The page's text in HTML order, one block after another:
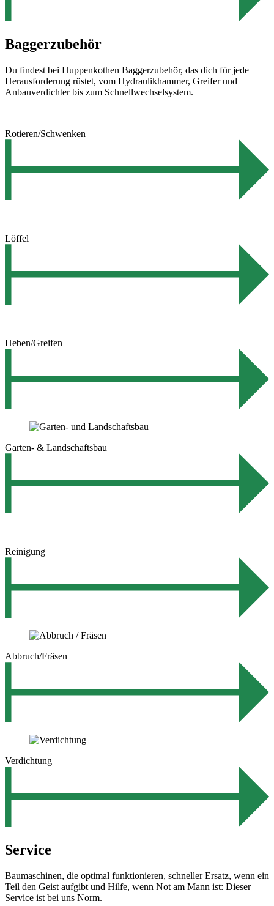
Baggerzubehör
Du findest bei Huppenkothen Baggerzubehör, das dich für jede
Herausforderung rüstet, vom Hydraulikhammer, Greifer und
Anbauverdichter bis zum Schnellwechselsystem.
Rotieren/Schwenken
Löffel
Heben/Greifen
Garten- & Landschaftsbau
Reinigung
Abbruch/Fräsen
Verdichtung
Service
Baumaschinen, die optimal funktionieren, schneller Ersatz, wenn ein
Teil den Geist aufgibt und Hilfe, wenn Not am Mann ist: Dieser
Service ist bei uns Norm.